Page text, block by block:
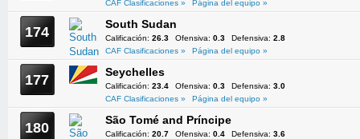
CAF Clasificaciones »
Página del equipo »
174 South Sudan
Calificación: 26.3 Ofensiva: 0.3 Defensiva: 2.8
CAF Clasificaciones »
Página del equipo »
177 Seychelles
Calificación: 23.4 Ofensiva: 0.3 Defensiva: 3.0
CAF Clasificaciones »
Página del equipo »
180 São Tomé and Príncipe
Calificación: 20.7 Ofensiva: 0.4 Defensiva: 3.6